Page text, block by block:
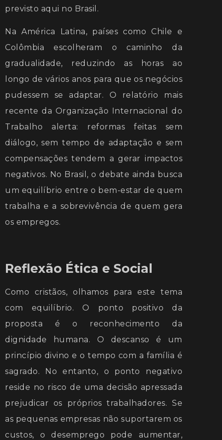
previsto aqui no Brasil.
Na América Latina, países como Chile e
Colômbia escolheram o caminho da
gradualidade, reduzindo as horas ao
longo de vários anos para que os negócios
pudessem se adaptar. O relatório mais
recente da Organização Internacional do
Trabalho alerta: reformas feitas sem
diálogo, sem tempo de adaptação e sem
compensações tendem a gerar impactos
negativos. No Brasil, o debate ainda busca
um equilíbrio entre o bem-estar de quem
trabalha e a sobrevivência de quem gera
os empregos.
Reflexão Ética e Social
Como cristãos, olhamos para este tema
com equilíbrio. O ponto positivo da
proposta é o reconhecimento da
dignidade humana. O descanso é um
princípio divino e o tempo com a família é
sagrado. No entanto, o ponto negativo
reside no risco de uma decisão apressada
prejudicar os próprios trabalhadores. Se
as pequenas empresas não suportarem os
custos, o desemprego pode aumentar,